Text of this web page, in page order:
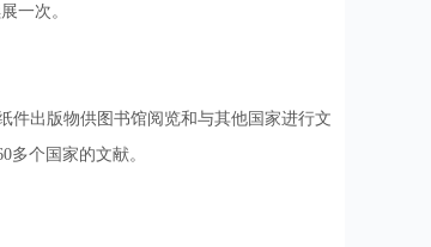
一次。
出版物供图书馆阅览和与其他国家进行文
个国家的文献。